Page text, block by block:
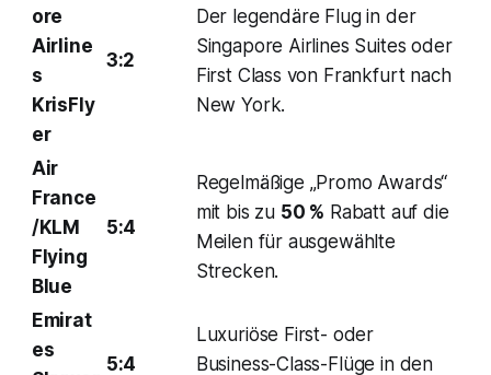
ore
Airline
s
KrisFly
er
3:2
Der legendäre Flug in der
Singapore Airlines Suites oder
First Class von Frankfurt nach
New York.
Air
France
/KLM
Flying
Blue
5:4
Regelmäßige „Promo Awards“
mit bis zu 50 % Rabatt auf die
Meilen für ausgewählte
Strecken.
Emirat
es
5:4
Luxuriöse First- oder
Business-Class-Flüge in den